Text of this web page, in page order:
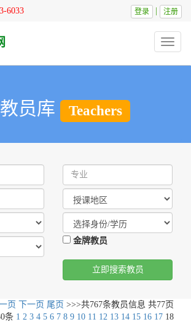
6033 登录 注册
Toggle
教员库 Teachers
金牌教员
页 下一页 尾页 >>>共767条教员信息 共77页
条 1 2 3 4 5 6 7 8 9 10 11 12 13 14 15 16 17 18